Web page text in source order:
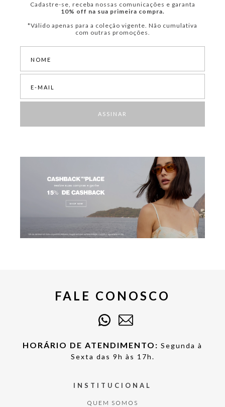
Cadastre-se, receba nossas comunicações e garanta
10% off na sua primeira compra.
*Válido apenas para a coleção vigente. Não cumulativa
com outras promoções.
ASSINAR
FALE CONOSCO
HORÁRIO DE ATENDIMENTO: Segunda à
Sexta das 9h às 17h.
INSTITUCIONAL
QUEM SOMOS